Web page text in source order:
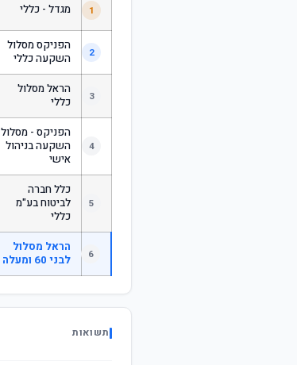
1 מגדל - כללי
2
הפניקס מסלול
השקעה כללי
3
הראל מסלול
כללי
4
הפניקס - מסלול
השקעה בניהול
אישי
5
כלל חברה
לביטוח בע"מ
כללי
6
הראל מסלול
לבני 60 ומעלה
תשואות